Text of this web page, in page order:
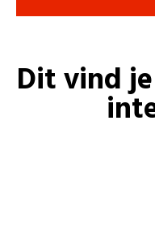
Dit vind